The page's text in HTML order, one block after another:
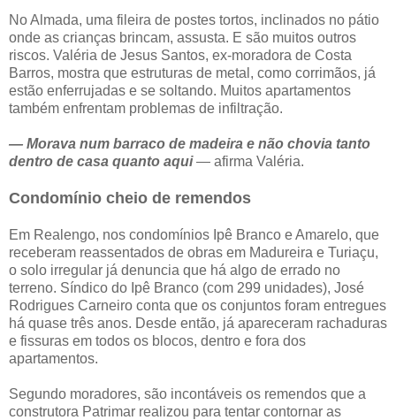
No Almada, uma fileira de postes tortos, inclinados no pátio
onde as crianças brincam, assusta. E são muitos outros
riscos. Valéria de Jesus Santos, ex-moradora de Costa
Barros, mostra que estruturas de metal, como corrimãos, já
estão enferrujadas e se soltando. Muitos apartamentos
também enfrentam problemas de infiltração.
— Morava num barraco de madeira e não chovia tanto
dentro de casa quanto aqui— afirma Valéria.
Condomínio cheio de remendos
Em Realengo, nos condomínios Ipê Branco e Amarelo, que
receberam reassentados de obras em Madureira e Turiaçu,
o solo irregular já denuncia que há algo de errado no
terreno. Síndico do Ipê Branco (com 299 unidades), José
Rodrigues Carneiro conta que os conjuntos foram entregues
há quase três anos. Desde então, já apareceram rachaduras
e fissuras em todos os blocos, dentro e fora dos
apartamentos.
Segundo moradores, são incontáveis os remendos que a
construtora Patrimar realizou para tentar contornar as